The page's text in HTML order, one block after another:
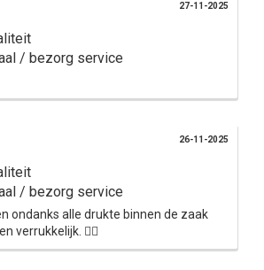
/ bezorg service
27-11-2025
/ bezorg service
ondanks alle drukte binnen de zaak
verrukkelijk. 👍🏼
26-11-2025